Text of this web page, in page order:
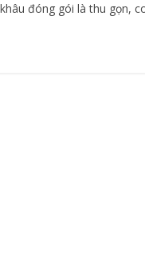
đóng gói là thu gọn,